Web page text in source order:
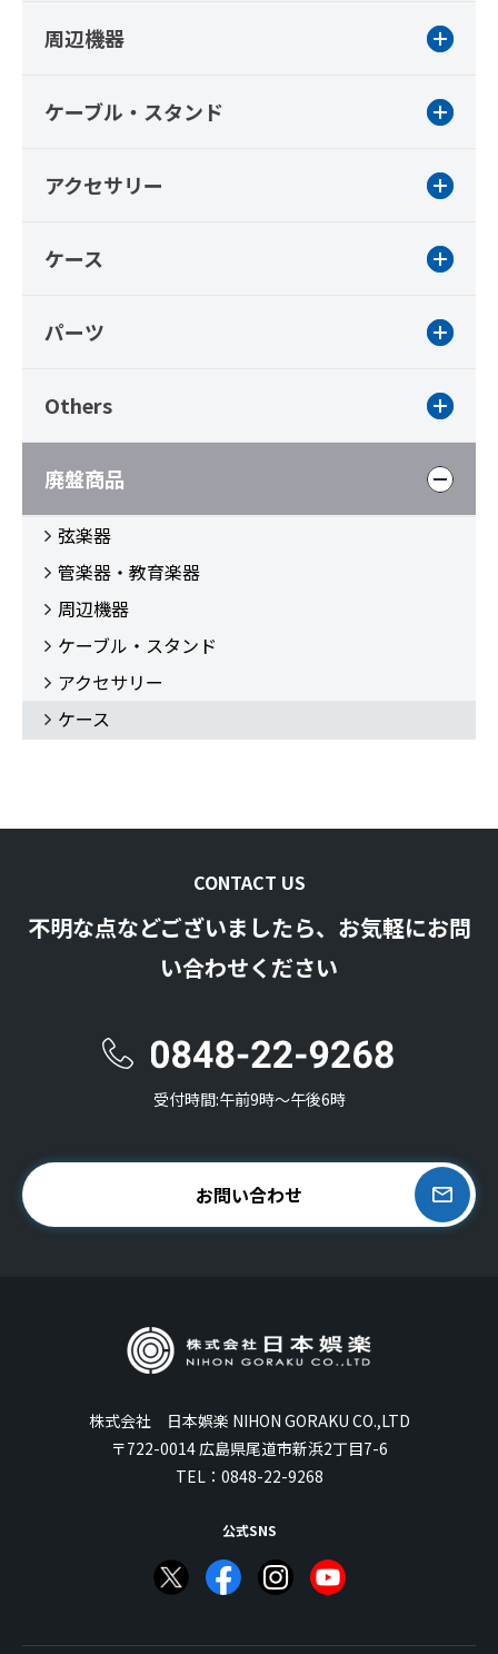
周辺機器
ケーブル・スタンド
アクセサリー
ケース
パーツ
Others
廃盤商品
弦楽器
管楽器・教育楽器
周辺機器
ケーブル・スタンド
アクセサリー
ケース
CONTACT US
不明な点などございましたら、お気軽にお問
い合わせください
受付時間:午前9時〜午後6時
お問い合わせ
株式会社 日本娯楽 NIHON GORAKU CO.,LTD
〒722-0014 広島県尾道市新浜2丁目7-6
TEL： 0848-22-9268
公式SNS